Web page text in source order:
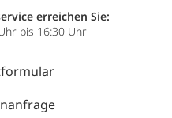
erreichen Sie:
bis 16:30 Uhr